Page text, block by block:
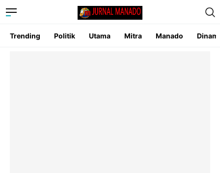
Trending Politik Utama Mitra Manado